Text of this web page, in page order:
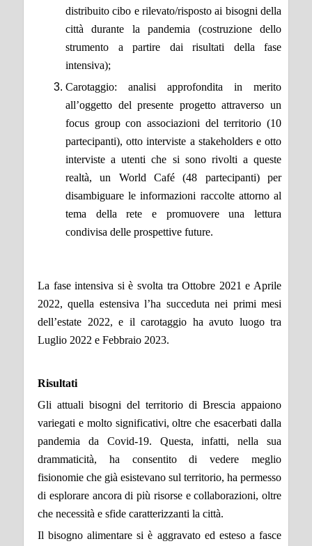
distribuito cibo e rilevato/risposto ai bisogni della
città durante la pandemia (costruzione dello
strumento a partire dai risultati della fase
intensiva);
Carotaggio: analisi approfondita in merito
all’oggetto del presente progetto attraverso un
focus group con associazioni del territorio (10
partecipanti), otto interviste a stakeholders e otto
interviste a utenti che si sono rivolti a queste
realtà, un World Café (48 partecipanti) per
disambiguare le informazioni raccolte attorno al
tema della rete e promuovere una lettura
condivisa delle prospettive future.
La fase intensiva si è svolta tra Ottobre 2021 e Aprile
2022, quella estensiva l’ha succeduta nei primi mesi
dell’estate 2022, e il carotaggio ha avuto luogo tra
Luglio 2022 e Febbraio 2023.
Risultati
Gli attuali bisogni del territorio di Brescia appaiono
variegati e molto significativi, oltre che esacerbati dalla
pandemia da Covid-19. Questa, infatti, nella sua
drammaticità, ha consentito di vedere meglio
fisionomie che già esistevano sul territorio, ha permesso
di esplorare ancora di più risorse e collaborazioni, oltre
che necessità e sfide caratterizzanti la città.
Il bisogno alimentare si è aggravato ed esteso a fasce